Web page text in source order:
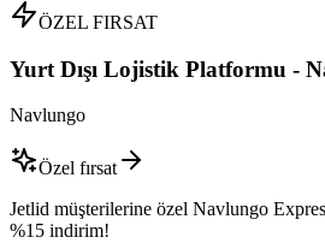
ÖZEL FIRSAT
Yurt Dışı Lojistik Platformu -
Navlungo
Özel fırsat
Jetlid müşterilerine özel Navlungo
%15 indirim!